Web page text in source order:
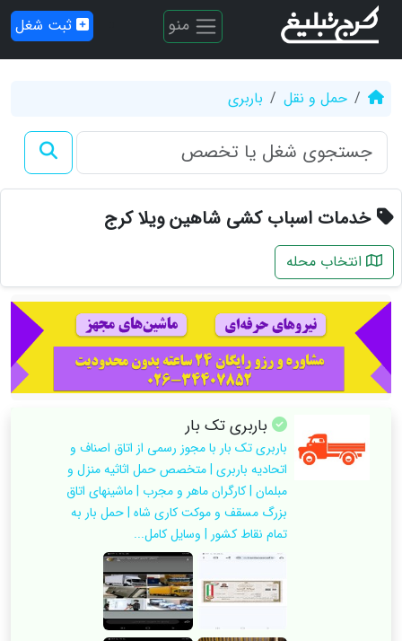
منو ثبت شغل
حمل و نقل باربری
خدمات اسباب کشی شاهین ویلا کرج
انتخاب محله
باربری تک بار
باربری تک بار با مجوز رسمی از اتاق اصناف و
اتحادیه باربری | متخصص حمل اثاثیه منزل و
مبلمان | کارگران ماهر و مجرب | ماشینهای اتاق
بزرگ مسقف و موکت کاری شاه | حمل بار به
تمام نقاط کشور | وسایل کامل...